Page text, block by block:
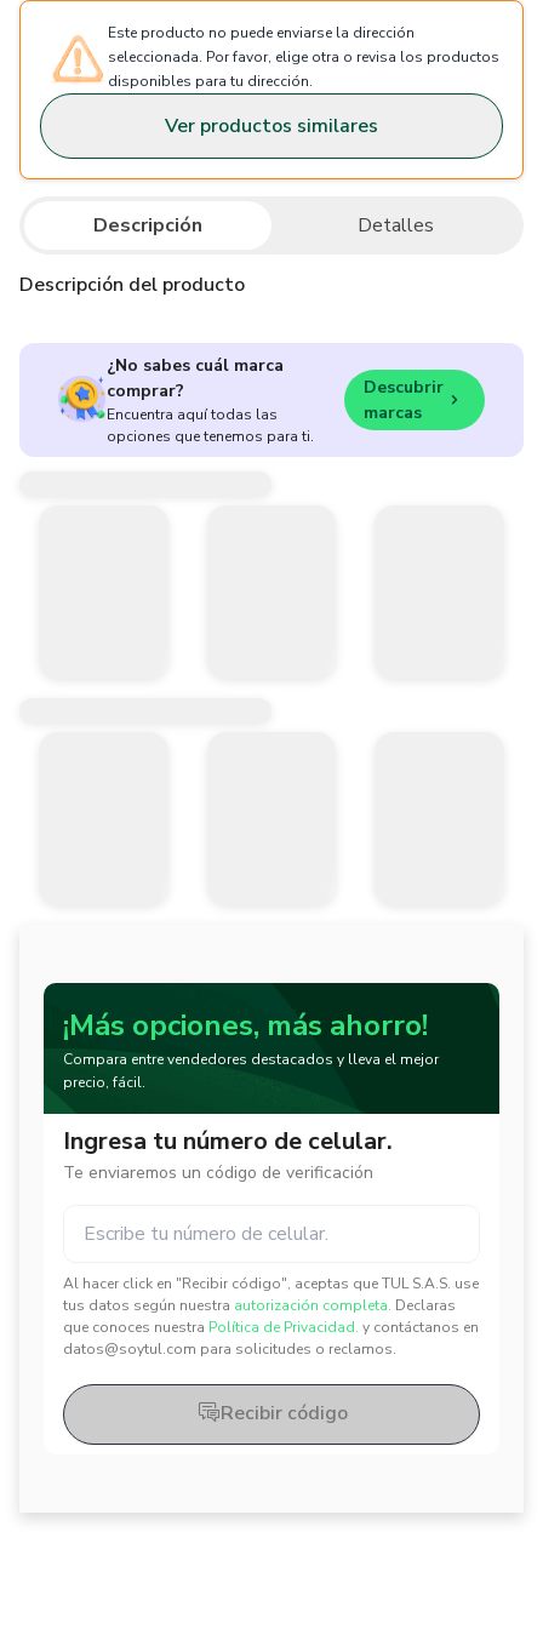
Este producto no puede enviarse la dirección
seleccionada. Por favor, elige otra o revisa los productos
disponibles para tu dirección.
Ver productos similares
Descripción Detalles
Descripción del producto
¿No sabes cuál marca
comprar?
Encuentra aquí todas las
opciones que tenemos para ti.
Descubrir
marcas
¡Más opciones, más ahorro!
Compara entre vendedores destacados y lleva el mejor
precio, fácil.
Ingresa tu número de celular.
Te enviaremos un código de verificación
Al hacer click en "Recibir código", aceptas que TUL S.A.S. use
tus datos según nuestra autorización completa. Declaras
que conoces nuestra Política de Privacidad. y contáctanos en
datos@soytul.com para solicitudes o reclamos.
✕
✕
Recibir código